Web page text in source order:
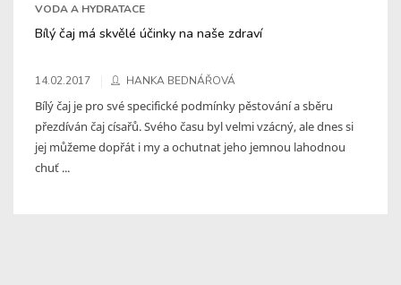
VODA A HYDRATACE
Bílý čaj má skvělé účinky na naše zdraví
14.02.2017 HANKA BEDNÁŘOVÁ
Bílý čaj je pro své specifické podmínky pěstování a sběru
přezdíván čaj císařů. Svého času byl velmi vzácný, ale dnes si
jej můžeme dopřát i my a ochutnat jeho jemnou lahodnou
chuť ...